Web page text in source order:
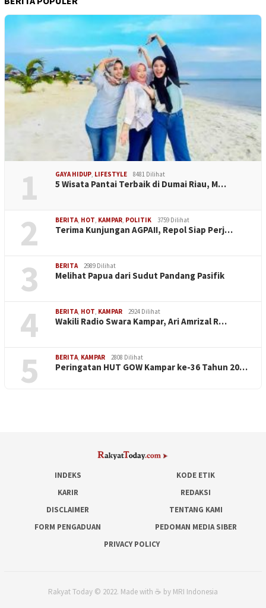
1 GAYA HIDUP, LIFESTYLE 8481 Dilihat
5 Wisata Pantai Terbaik di Dumai Riau, M…
2 BERITA, HOT, KAMPAR, POLITIK 3759 Dilihat
Terima Kunjungan AGPAII, Repol Siap Perj…
3 BERITA 2989 Dilihat
Melihat Papua dari Sudut Pandang Pasifik
4 BERITA, HOT, KAMPAR 2924 Dilihat
Wakili Radio Swara Kampar, Ari Amrizal R…
5 BERITA, KAMPAR 2808 Dilihat
Peringatan HUT GOW Kampar ke-36 Tahun 20…
INDEKS
KODE ETIK
KARIR
REDAKSI
DISCLAIMER
TENTANG KAMI
FORM PENGADUAN
PEDOMAN MEDIA SIBER
PRIVACY POLICY
Rakyat Today © 2022. Made with ☕ by MRI Indonesia